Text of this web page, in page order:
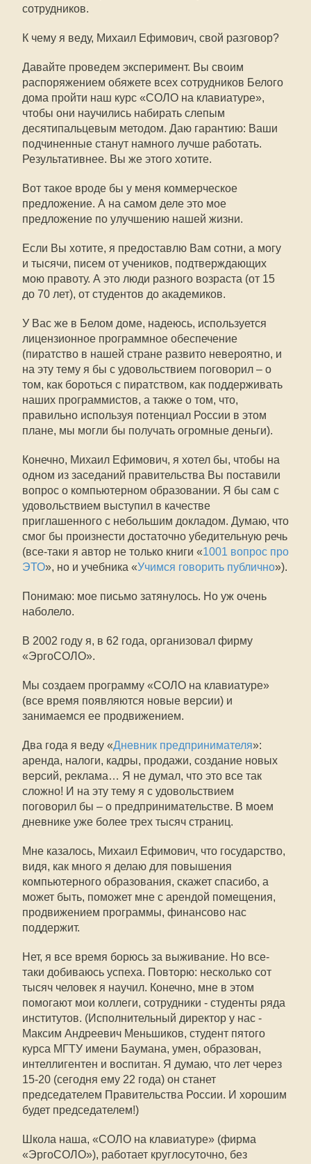
сотрудников.
К чему я веду, Михаил Ефимович, свой разговор?
Давайте проведем эксперимент. Вы своим
распоряжением обяжете всех сотрудников Белого
дома пройти наш курс «СОЛО на клавиатуре»,
чтобы они научились набирать слепым
десятипальцевым методом. Даю гарантию: Ваши
подчиненные станут намного лучше работать.
Результативнее. Вы же этого хотите.
Вот такое вроде бы у меня коммерческое
предложение. А на самом деле это мое
предложение по улучшению нашей жизни.
Если Вы хотите, я предоставлю Вам сотни, а могу
и тысячи, писем от учеников, подтверждающих
мою правоту. А это люди разного возраста (от 15
до 70 лет), от студентов до академиков.
У Вас же в Белом доме, надеюсь, используется
лицензионное программное обеспечение
(пиратство в нашей стране развито невероятно, и
на эту тему я бы с удовольствием поговорил – о
том, как бороться с пиратством, как поддерживать
наших программистов, а также о том, что,
правильно используя потенциал России в этом
плане, мы могли бы получать огромные деньги).
Конечно, Михаил Ефимович, я хотел бы, чтобы на
одном из заседаний правительства Вы поставили
вопрос о компьютерном образовании. Я бы сам с
удовольствием выступил в качестве
приглашенного с небольшим докладом. Думаю, что
смог бы произнести достаточно убедительную речь
(все-таки я автор не только книги «1001 вопрос про
ЭТО», но и учебника «Учимся говорить публично»).
Понимаю: мое письмо затянулось. Но уж очень
наболело.
В 2002 году я, в 62 года, организовал фирму
«ЭргоСОЛО».
Мы создаем программу «СОЛО на клавиатуре»
(все время появляются новые версии) и
занимаемся ее продвижением.
Два года я веду «Дневник предпринимателя»:
аренда, налоги, кадры, продажи, создание новых
версий, реклама… Я не думал, что это все так
сложно! И на эту тему я с удовольствием
поговорил бы – о предпринимательстве. В моем
дневнике уже более трех тысяч страниц.
Мне казалось, Михаил Ефимович, что государство,
видя, как много я делаю для повышения
компьютерного образования, скажет спасибо, а
может быть, поможет мне с арендой помещения,
продвижением программы, финансово нас
поддержит.
Нет, я все время борюсь за выживание. Но все-
таки добиваюсь успеха. Повторю: несколько сот
тысяч человек я научил. Конечно, мне в этом
помогают мои коллеги, сотрудники - студенты ряда
институтов. (Исполнительный директор у нас -
Максим Андреевич Меньшиков, студент пятого
курса МГТУ имени Баумана, умен, образован,
интеллигентен и воспитан. Я думаю, что лет через
15-20 (сегодня ему 22 года) он станет
председателем Правительства России. И хорошим
будет председателем!)
Школа наша, «СОЛО на клавиатуре» (фирма
«ЭргоСОЛО»), работает круглосуточно, без